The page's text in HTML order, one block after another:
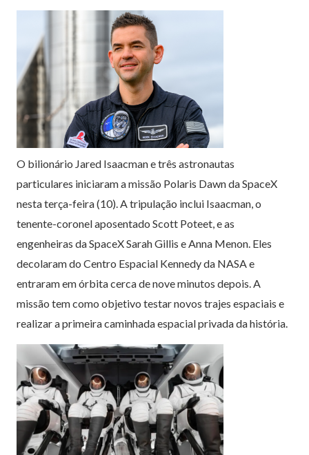
O bilionário Jared Isaacman e três astronautas
particulares iniciaram a missão Polaris Dawn da SpaceX
nesta terça-feira (10). A tripulação inclui Isaacman, o
tenente-coronel aposentado Scott Poteet, e as
engenheiras da SpaceX Sarah Gillis e Anna Menon. Eles
decolaram do Centro Espacial Kennedy da NASA e
entraram em órbita cerca de nove minutos depois. A
missão tem como objetivo testar novos trajes espaciais e
realizar a primeira caminhada espacial privada da história.